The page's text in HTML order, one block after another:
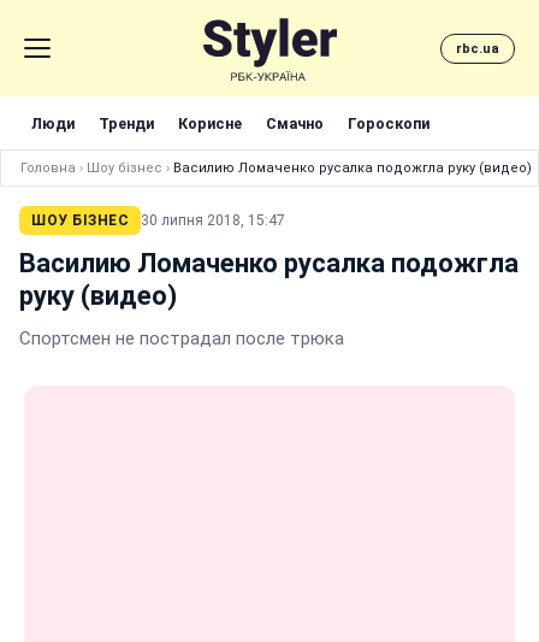
rbc.ua
Люди Тренди Корисне Смачно Гороскопи
Головна › Шоу бізнес › Василию Ломаченко русалка подожгла руку (видео)
ШОУ БІЗНЕС 30 липня 2018, 15:47
Василию Ломаченко русалка подожгла
руку (видео)
Спортсмен не пострадал после трюка